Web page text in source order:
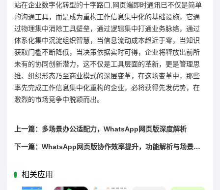
站在企业数字化转型的十字路口,网页端即时通讯已不仅是简单
的沟通工具，而是成为重构工作信息集中化的基础设施，它通
过物理集中消除工具壁垒，通过逻辑集中打通业务脉络，通过
体系化集中沉淀组织智慧，当信息流动成本趋近于零，当知识
获取门槛不断降低，当决策依据实时可得，企业将释放出前所
未有的协同创新潜力，这不仅是工具层面的革新，更是管理思
维、组织形态乃至商业模式的深层变革，在这场变革中，那些
率先完成工作信息集中化重构的企业，必将获得先发优势，在
激烈的市场竞争中脱颖而出。
上一篇：多场景办公适配力，WhatsApp网页版深度解析
下一篇：WhatsApp网页版协作效率提升，功能解析与场景应用的实证研究
相关应用